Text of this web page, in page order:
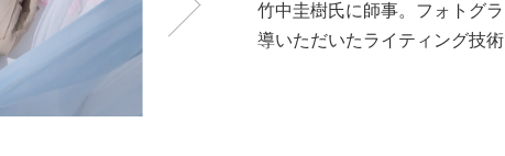
竹中圭樹氏に師事。フォトグ
導いただいたライティング技